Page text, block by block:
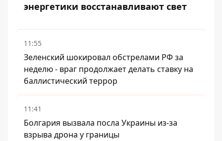
энергетики восстанавливают свет
11:55
Зеленский шокировал обстрелами РФ за
неделю - враг продолжает делать ставку на
баллистический террор
11:41
Болгария вызвала посла Украины из-за
взрыва дрона у границы